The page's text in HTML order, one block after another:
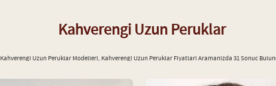
Kahverengi Uzun Peruklar
Kahverengi Uzun Peruklar Modelleri, Kahverengi Uzun Peruklar Fiyatlari Aramanizda 31 Sonuc